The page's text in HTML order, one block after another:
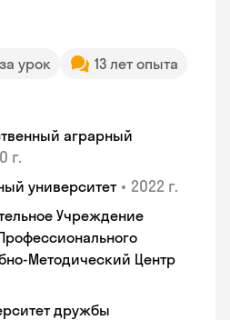
урок
13 лет опыта
аграрный
г.
университет • 2022 г.
Учреждение
Методический Центр
дружбы